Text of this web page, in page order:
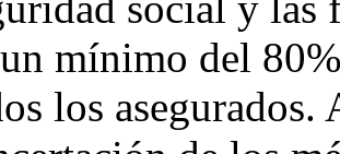
mínimo del
los asegurados.